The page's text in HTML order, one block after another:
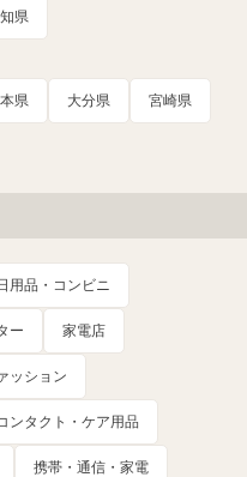
県
県 大分県 宮崎県
用品・コンビニ
ー 家電店
ッション
ンタクト・ケア用品
携帯・通信・家電